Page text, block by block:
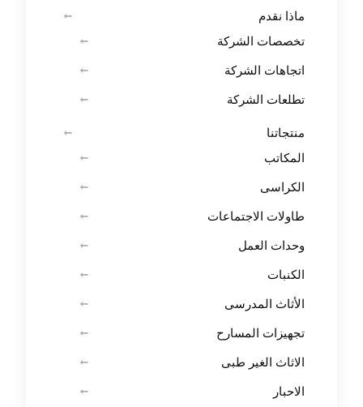
ماذا نقدم
تخصصات الشركة
اتجاهات الشركة
تطلعات الشركة
منتجاتنا
المكاتب
الكراسى
طاولات الاجتماعات
وحدات العمل
الكنبات
الأثاث المدرسى
تجهيزات المسارح
الاثاث الغير طبى
الاحبار